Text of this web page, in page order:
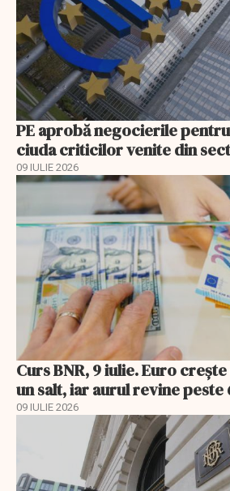
PE aprobă negocierile
ciuda criticilor venite din
09 IULIE 2026
Curs BNR, 9 iulie. Euro
un salt, iar aurul revine peste
09 IULIE 2026